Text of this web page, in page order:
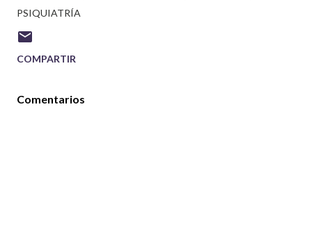
PSIQUIATRÍA
COMPARTIR
Comentarios